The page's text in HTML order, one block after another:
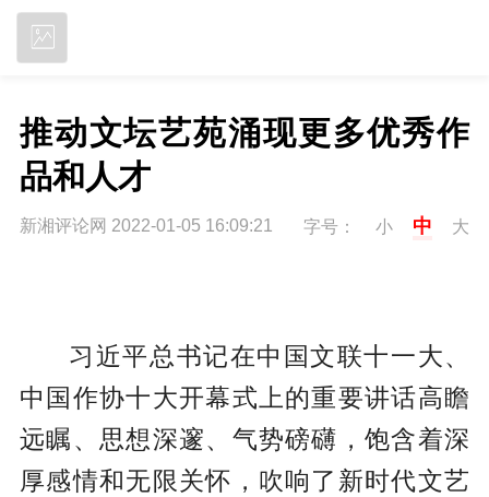
推动文坛艺苑涌现更多优秀作
品和人才
新湘评论网 2022-01-05 16:09:21 字号： 小 中 大
习近平总书记在中国文联十一大、
中国作协十大开幕式上的重要讲话高瞻
远瞩、思想深邃、气势磅礴，饱含着深
厚感情和无限关怀，吹响了新时代文艺